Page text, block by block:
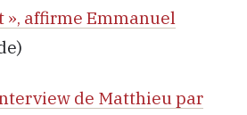
affirme Emmanuel
de Matthieu par